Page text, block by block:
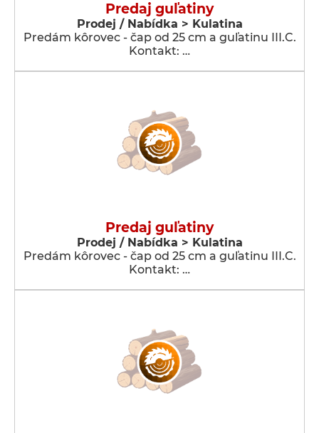
Predaj guľatiny
Prodej / Nabídka > Kulatina
Predám kôrovec - čap od 25 cm a guľatinu III.C.
Kontakt: …
Predaj guľatiny
Prodej / Nabídka > Kulatina
Predám kôrovec - čap od 25 cm a guľatinu III.C.
Kontakt: …